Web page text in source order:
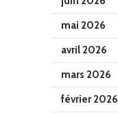
mai 2026
avril 2026
mars 2026
février 2026